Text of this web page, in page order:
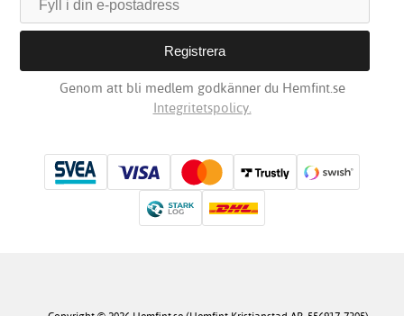
Genom att bli medlem godkänner du Hemfint.se
Integritetspolicy.